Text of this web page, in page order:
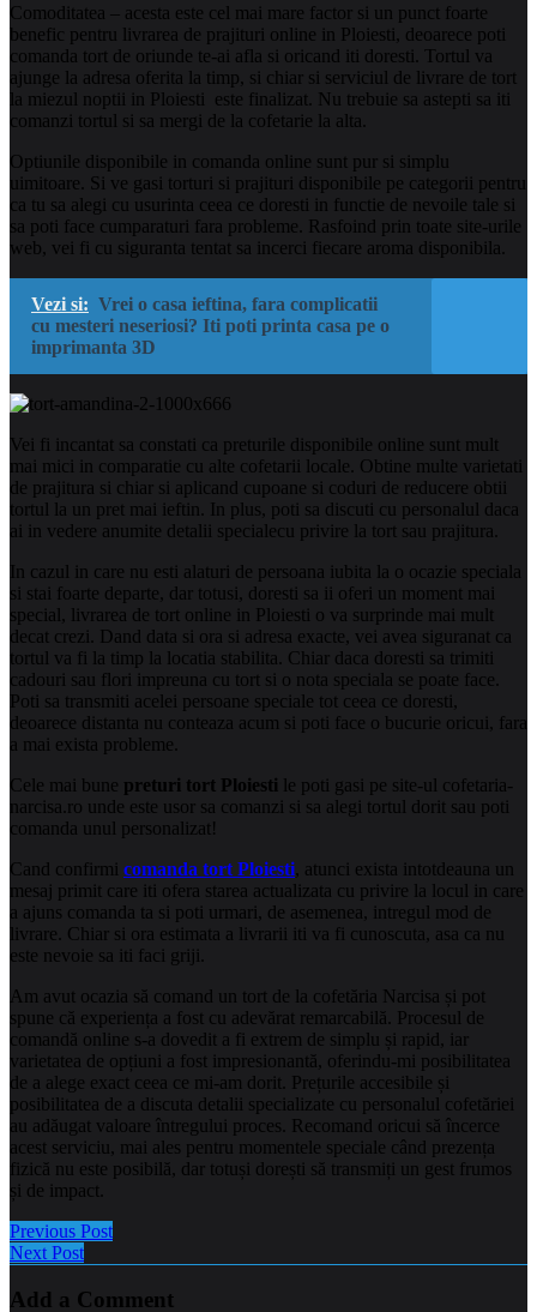
Comoditatea – acesta este cel mai mare factor si un punct foarte
benefic pentru livrarea de prajituri online in Ploiesti, deoarece poti
comanda tort de oriunde te-ai afla si oricand iti doresti. Tortul va
ajunge la adresa oferita la timp, si chiar si serviciul de livrare de tort
la miezul noptii in Ploiesti este finalizat. Nu trebuie sa astepti sa iti
comanzi tortul si sa mergi de la cofetarie la alta.
Optiunile disponibile in comanda online sunt pur si simplu
uimitoare. Si ve gasi torturi si prajituri disponibile pe categorii pentru
ca tu sa alegi cu usurinta ceea ce doresti in functie de nevoile tale si
sa poti face cumparaturi fara probleme. Rasfoind prin toate site-urile
web, vei fi cu siguranta tentat sa incerci fiecare aroma disponibila.
Vezi si: Vrei o casa ieftina, fara complicatii
cu mesteri neseriosi? Iti poti printa casa pe o
imprimanta 3D
Vei fi incantat sa constati ca preturile disponibile online sunt mult
mai mici in comparatie cu alte cofetarii locale. Obtine multe varietati
de prajitura si chiar si aplicand cupoane si coduri de reducere obtii
tortul la un pret mai ieftin. In plus, poti sa discuti cu personalul daca
ai in vedere anumite detalii specialecu privire la tort sau prajitura.
In cazul in care nu esti alaturi de persoana iubita la o ocazie speciala
si stai foarte departe, dar totusi, doresti sa ii oferi un moment mai
special, livrarea de tort online in Ploiesti o va surprinde mai mult
decat crezi. Dand data si ora si adresa exacte, vei avea siguranat ca
tortul va fi la timp la locatia stabilita. Chiar daca doresti sa trimiti
cadouri sau flori impreuna cu tort si o nota speciala se poate face.
Poti sa transmiti acelei persoane speciale tot ceea ce doresti,
deoarece distanta nu conteaza acum si poti face o bucurie oricui, fara
a mai exista probleme.
Cele mai bune preturi tort Ploiesti le poti gasi pe site-ul cofetaria-
narcisa.ro unde este usor sa comanzi si sa alegi tortul dorit sau poti
comanda unul personalizat!
Cand confirmi comanda tort Ploiesti, atunci exista intotdeauna un
mesaj primit care iti ofera starea actualizata cu privire la locul in care
a ajuns comanda ta si poti urmari, de asemenea, intregul mod de
livrare. Chiar si ora estimata a livrarii iti va fi cunoscuta, asa ca nu
este nevoie sa iti faci griji.
Am avut ocazia să comand un tort de la cofetăria Narcisa și pot
spune că experiența a fost cu adevărat remarcabilă. Procesul de
comandă online s-a dovedit a fi extrem de simplu și rapid, iar
varietatea de opțiuni a fost impresionantă, oferindu-mi posibilitatea
de a alege exact ceea ce mi-am dorit. Prețurile accesibile și
posibilitatea de a discuta detalii specializate cu personalul cofetăriei
au adăugat valoare întregului proces. Recomand oricui să încerce
acest serviciu, mai ales pentru momentele speciale când prezența
fizică nu este posibilă, dar totuși dorești să transmiți un gest frumos
și de impact.
Previous Post
Next Post
Add a Comment